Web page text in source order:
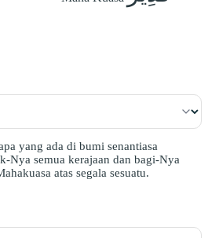
yang ada di bumi senantiasa
Nya semua kerajaan dan bagi-Nya
atas segala sesuatu.